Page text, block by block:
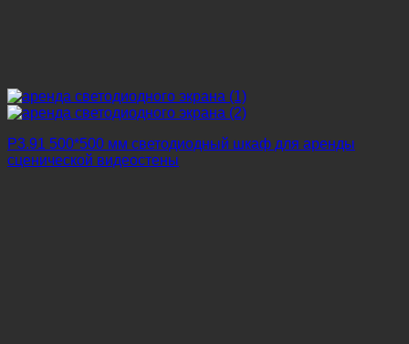
P3.91 500*500 мм светодиодный шкаф для аренды
сценической видеостены